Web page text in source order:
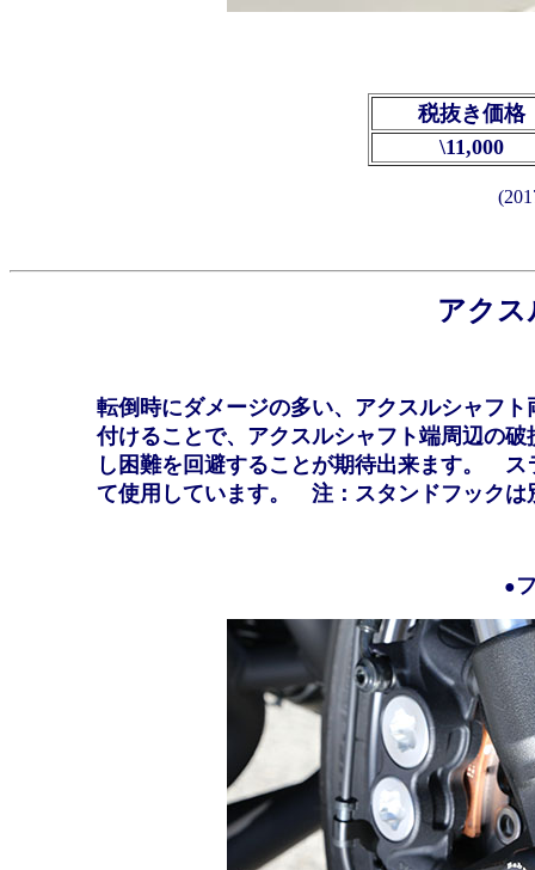
税抜き価格
\11,000
アクス
転倒時にダメージの多い、アクスルシャフ
付けることで、アクスルシャフト端周辺の
し困難を回避することが期待出来ます。 ス
て使用しています。
注：スタンドフックは
●